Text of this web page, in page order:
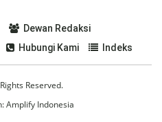
Dewan Redaksi
Hubungi Kami Indeks
Reserved.
Amplify Indonesia